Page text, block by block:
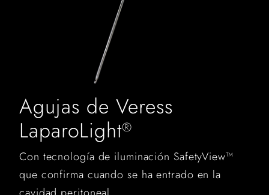
Agujas de Veress
LaparoLight®
Con tecnología de iluminación SafetyView™
que confirma cuando se ha entrado en la